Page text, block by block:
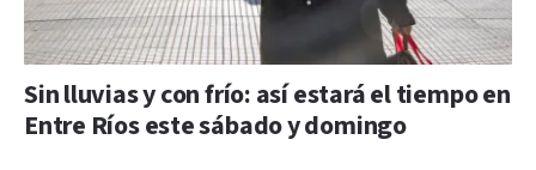
Sin lluvias y con frío: así estará el tiempo en
Entre Ríos este sábado y domingo